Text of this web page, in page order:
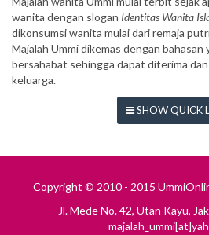
wanita dengan slogan Identitas Wanita
dikonsumsi wanita mulai dari remaja
Majalah Ummi dikemas dengan bahasan
bersahabat sehingga dapat diterima
keluarga.
SHOW QUICK
Copyright © 2010 - 2015
Jl. Mede No. 42, Utan Kayu,